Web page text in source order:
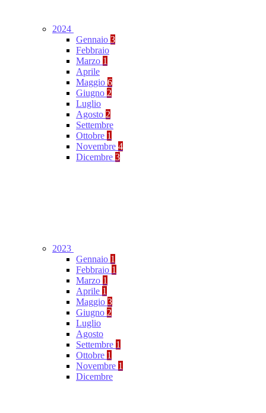
2024
Gennaio 3
Febbraio
Marzo 1
Aprile
Maggio 6
Giugno 2
Luglio
Agosto 2
Settembre
Ottobre 1
Novembre 4
Dicembre 3
2023
Gennaio 1
Febbraio 1
Marzo 1
Aprile 1
Maggio 3
Giugno 2
Luglio
Agosto
Settembre 1
Ottobre 1
Novembre 1
Dicembre